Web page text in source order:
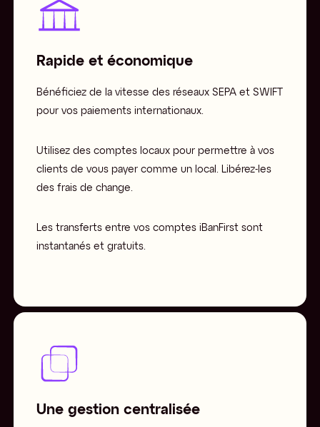
Rapide et économique
Bénéficiez de la vitesse des réseaux SEPA et SWIFT
pour vos paiements internationaux.
Utilisez des comptes locaux pour permettre à vos
clients de vous payer comme un local. Libérez-les
des frais de change.
Les transferts entre vos comptes iBanFirst sont
instantanés et gratuits.
Une gestion centralisée